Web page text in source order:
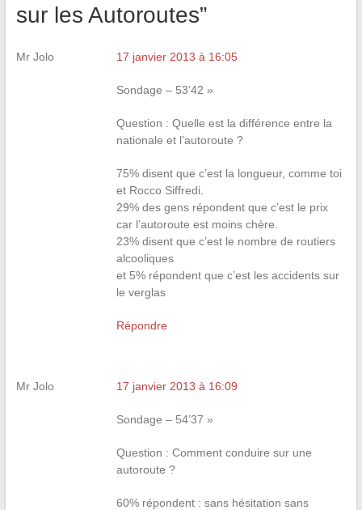
sur les Autoroutes”
Mr Jolo 17 janvier 2013 à 16:05
Sondage – 53’42 »
Question : Quelle est la différence entre la
nationale et l’autoroute ?
75% disent que c’est la longueur, comme toi
et Rocco Siffredi.
29% des gens répondent que c’est le prix
car l’autoroute est moins chère.
23% disent que c’est le nombre de routiers
alcooliques
et 5% répondent que c’est les accidents sur
le verglas
Répondre
Mr Jolo 17 janvier 2013 à 16:09
Sondage – 54’37 »
Question : Comment conduire sur une
autoroute ?
60% répondent : sans hésitation sans